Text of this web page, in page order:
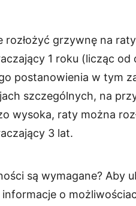
rozłożyć grzywnę na
1 roku (licząc od
postanowienia w tym
szczególnych, na
wysoka, raty można
3 lat.
są wymagane? Aby
o